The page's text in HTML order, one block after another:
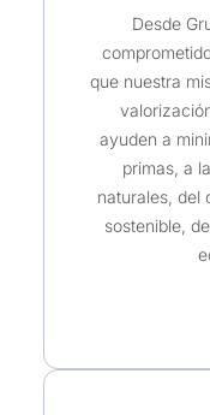
Desde
que nuestra
ayuden a
primas, a
naturales, del
sostenible,